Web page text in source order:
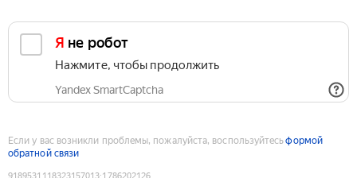
Я не робот
Нажмите, чтобы продолжить
Yandex SmartCaptcha
Если у вас возникли проблемы, пожалуйста, воспользуйтесьформой
обратной связи
9189531118323157013:1786202126